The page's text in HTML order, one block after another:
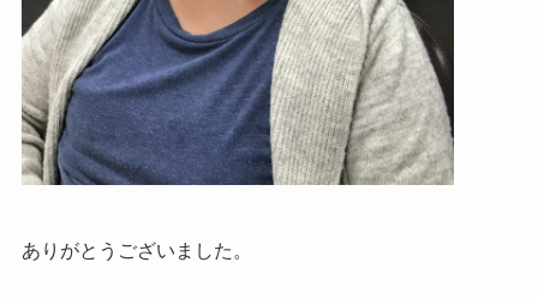
ありがとうございました。